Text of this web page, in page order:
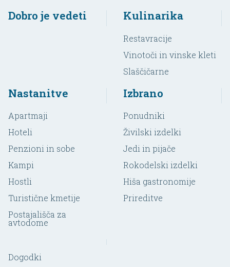
Dobro je vedeti Kulinarika
Restavracije
Vinotoči in vinske kleti
Slaščičarne
Nastanitve
Apartmaji
Hoteli
Penzioni in sobe
Kampi
Hostli
Turistične kmetije
Postajališča za
avtodome
Izbrano
Ponudniki
Živilski izdelki
Jedi in pijače
Rokodelski izdelki
Hiša gastronomije
Prireditve
Dogodki